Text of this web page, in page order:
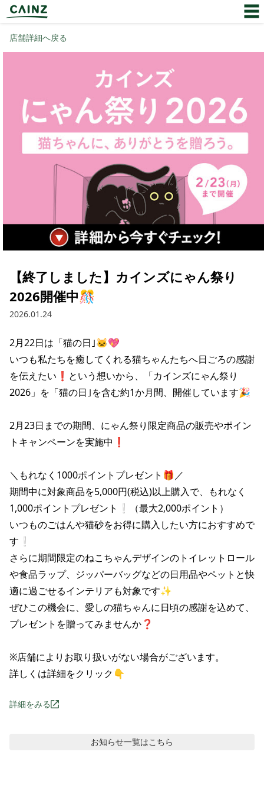
店舗詳細へ戻る
【終了しました】カインズにゃん祭り
2026開催中🎊
2026.01.24
2月22日は「猫の日｣🐱💖
いつも私たちを癒してくれる猫ちゃんたちへ日ごろの感謝
を伝えたい❗という想いから、「カインズにゃん祭り
2026」を「猫の日｣を含む約1か月間、開催しています🎉
2月23日までの期間、にゃん祭り限定商品の販売やポイン
トキャンペーンを実施中❗
＼もれなく1000ポイントプレゼント🎁／
期間中に対象商品を5,000円(税込)以上購入で、もれなく
1,000ポイントプレゼント❕（最大2,000ポイント）
いつものごはんや猫砂をお得に購入したい方におすすめで
す❕
さらに期間限定のねこちゃんデザインのトイレットロール
や食品ラップ、ジッパーバッグなどの日用品やペットと快
適に過ごせるインテリアも対象です✨
ぜひこの機会に、愛しの猫ちゃんに日頃の感謝を込めて、
プレゼントを贈ってみませんか❓
※店舗によりお取り扱いがない場合がございます。
詳しくは詳細をクリック👇
詳細をみる
お知らせ一覧はこちら